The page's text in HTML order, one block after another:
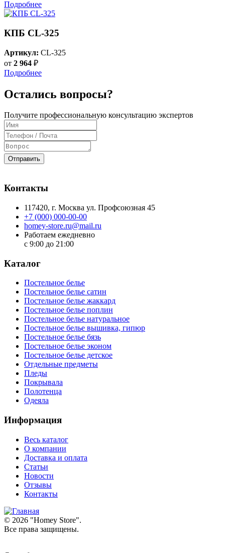
Подробнее
КПБ CL-325
Артикул: CL-325
от 2 964 ₽
Подробнее
Остались вопросы?
Получите профессиональную консультацию экспертов
Отправить
Контакты
117420, г. Москва ул. Профсоюзная 45
+7 (000) 000-00-00
homey-store.ru@mail.ru
Работаем ежедневно
с 9:00 до 21:00
Каталог
Постельное белье
Постельное белье сатин
Постельное белье жаккард
Постельное белье поплин
Постельное белье натуральное
Постельное белье вышивка, гипюр
Постельное белье бязь
Постельное белье эконом
Постельное белье детское
Отдельные предметы
Пледы
Покрывала
Полотенца
Одеяла
Информация
Весь каталог
О компании
Доставка и оплата
Статьи
Новости
Отзывы
Контакты
© 2026 "Homey Store".
Все права защищены.